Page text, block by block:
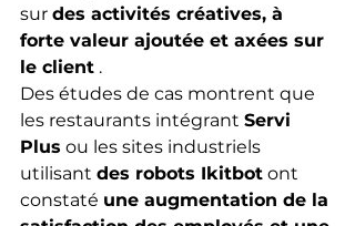
sur des activités créatives, à
forte valeur ajoutée et axées sur
le client .
Des études de cas montrent que
les restaurants intégrant Servi
Plus ou les sites industriels
utilisant des robots Ikitbot ont
constaté une augmentation de la